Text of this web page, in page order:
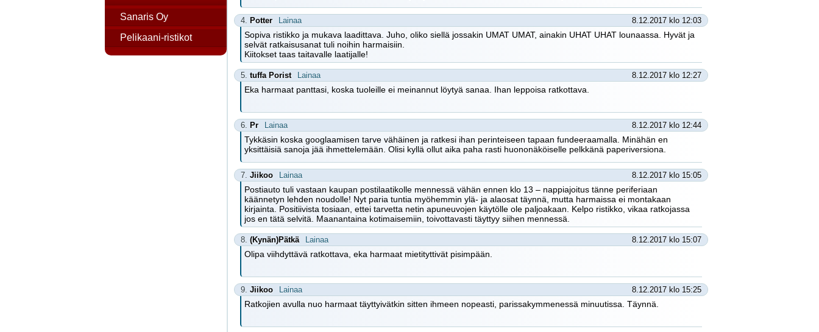
Sanaris Oy
Pelikaani-ristikot
4. Potter Lainaa 8.12.2017 klo 12:03
Sopiva ristikko ja mukava laadittava. Juho, oliko siellä jossakin UMAT UMAT, ainakin UHAT UHAT lounaassa. Hyvät ja
selvät ratkaisusanat tuli noihin harmaisiin.
Kiitokset taas taitavalle laatijalle!
5. tuffa Porist Lainaa 8.12.2017 klo 12:27
Eka harmaat panttasi, koska tuoleille ei meinannut löytyä sanaa. Ihan leppoisa ratkottava.
6. Pr Lainaa 8.12.2017 klo 12:44
Tykkäsin koska googlaamisen tarve vähäinen ja ratkesi ihan perinteiseen tapaan fundeeraamalla. Minähän en
yksittäisiä sanoja jää ihmettelemään. Olisi kyllä ollut aika paha rasti huononäköiselle pelkkänä paperiversiona.
7. Jiikoo Lainaa 8.12.2017 klo 15:05
Postiauto tuli vastaan kaupan postilaatikolle mennessä vähän ennen klo 13 – nappiajoitus tänne periferiaan
käännetyn lehden noudolle! Nyt paria tuntia myöhemmin ylä- ja alaosat täynnä, mutta harmaissa ei montakaan
kirjainta. Positiivista tosiaan, ettei tarvetta netin apuneuvojen käytölle ole paljoakaan. Kelpo ristikko, vikaa ratkojassa
jos en tätä selvitä. Maanantaina kotimaisemiin, toivottavasti täyttyy siihen mennessä.
8. (Kynän)Pätkä Lainaa 8.12.2017 klo 15:07
Olipa viihdyttävä ratkottava, eka harmaat mietityttivät pisimpään.
9. Jiikoo Lainaa 8.12.2017 klo 15:25
Ratkojien avulla nuo harmaat täyttyivätkin sitten ihmeen nopeasti, parissakymmenessä minuutissa. Täynnä.